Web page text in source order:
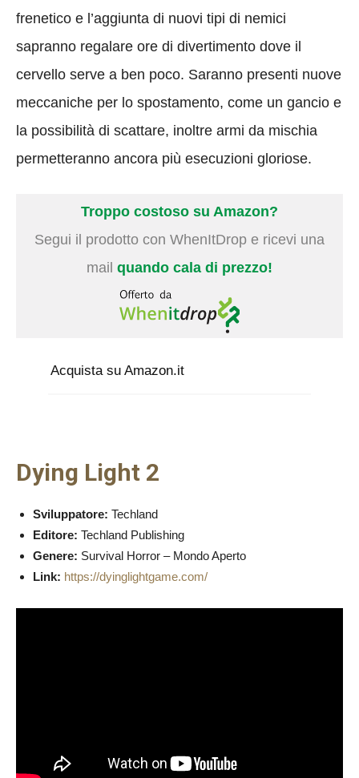
frenetico e l’aggiunta di nuovi tipi di nemici
sapranno regalare ore di divertimento dove il
cervello serve a ben poco. Saranno presenti nuove
meccaniche per lo spostamento, come un gancio e
la possibilità di scattare, inoltre armi da mischia
permetteranno ancora più esecuzioni gloriose.
Troppo costoso su Amazon?
Segui il prodotto con WhenItDrop e ricevi una
mail quando cala di prezzo!
Acquista su Amazon.it
Dying Light 2
Sviluppatore: Techland
Editore: Techland Publishing
Genere: Survival Horror – Mondo Aperto
Link: https://dyinglightgame.com/